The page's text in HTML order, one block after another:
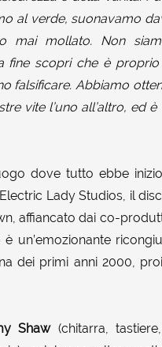
al verde, suonavamo
mai mollato. Non
fine scopri che è
falsificare. Abbiamo
vite l’uno all’altro, ed
dove tutto ebbe
Lady Studios, il
affiancato dai co-
un’emozionante
dei primi anni 2000,
Shaw(chitarra,